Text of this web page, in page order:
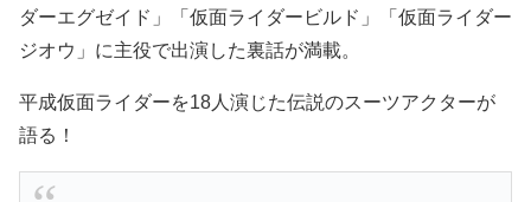
ダーエグゼイド」「仮面ライダービルド」「仮面ライダー
ジオウ」に主役で出演した裏話が満載。
平成仮面ライダーを18人演じた伝説のスーツアクターが
語る！